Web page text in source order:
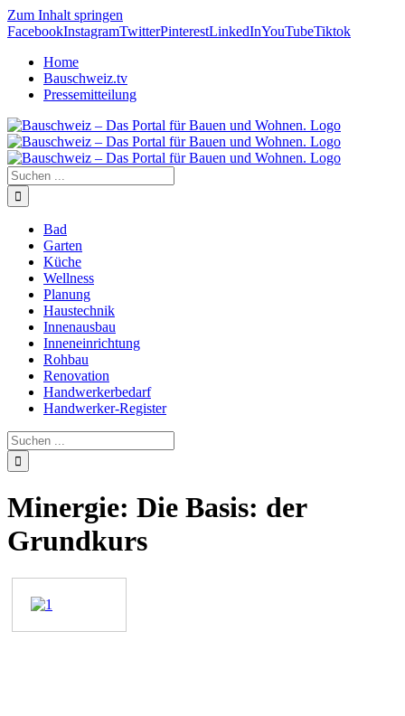
Zum Inhalt springen
FacebookInstagramTwitterPinterestLinkedInYouTubeTiktok
Home
Bauschweiz.tv
Pressemitteilung
Bad
Garten
Küche
Wellness
Planung
Haustechnik
Innenausbau
Inneneinrichtung
Rohbau
Renovation
Handwerkerbedarf
Handwerker-Register
Minergie: Die Basis: der
Grundkurs